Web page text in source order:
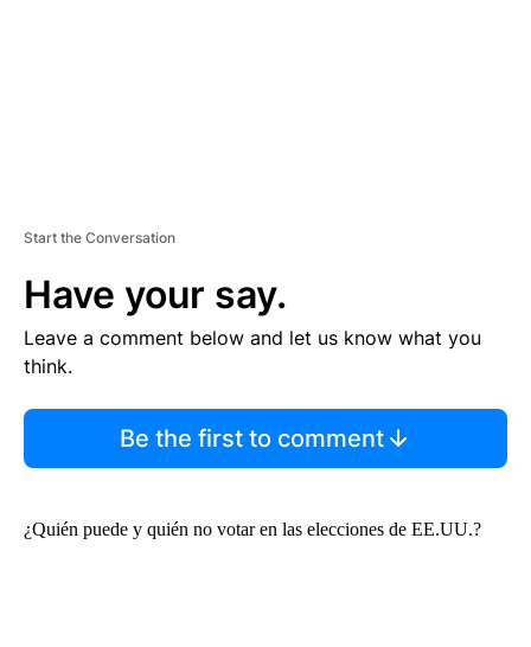
Start the Conversation
Have your say.
Leave a comment below and let us know what you
think.
Be the first to comment
¿Quién puede y quién no votar en las elecciones de EE.UU.?